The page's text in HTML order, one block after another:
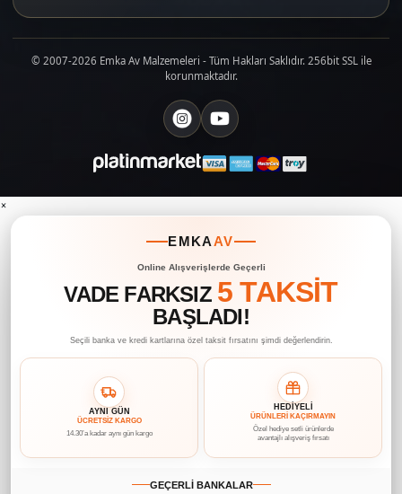
© 2007-2026 Emka Av Malzemeleri - Tüm Hakları Saklıdır. 256bit SSL ile
korunmaktadır.
×
EMKAAV
Online Alışverişlerde Geçerli
VADE FARKSIZ 5 TAKSİT
BAŞLADI!
Seçili banka ve kredi kartlarına özel taksit fırsatını şimdi değerlendirin.
AYNI GÜN
ÜCRETSİZ KARGO
14.30’a kadar aynı gün kargo
HEDİYELİ
ÜRÜNLERİ KAÇIRMAYIN
Özel hediye setli ürünlerde
avantajlı alışveriş fırsatı
GEÇERLİ BANKALAR